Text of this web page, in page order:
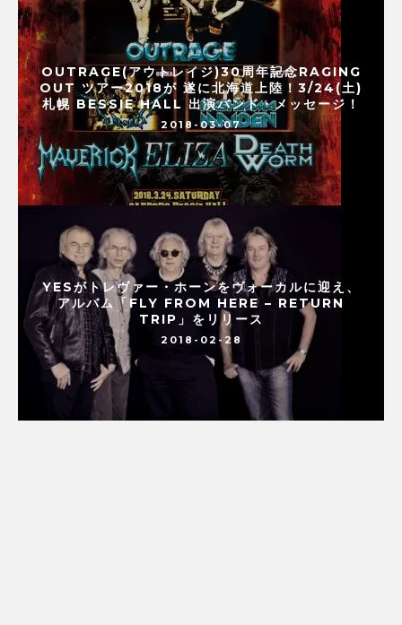
OUTRAGE(アウトレイジ)30周年記念RAGING
OUT ツアー2018が 遂に北海道上陸！3/24(土)
札幌 BESSIE HALL 出演バンド・メッセージ！
2018-03-07
YESがトレヴァー・ホーンをヴォーカルに迎え、
アルバム「FLY FROM HERE – RETURN
TRIP」をリリース
2018-02-28